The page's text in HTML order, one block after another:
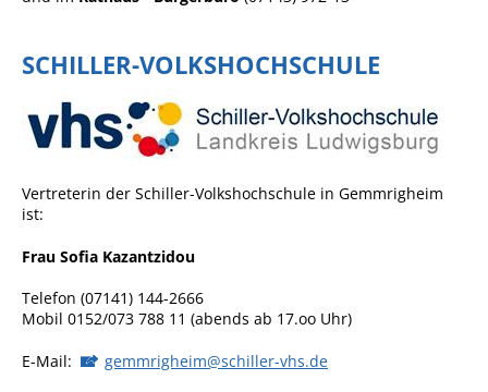
Angebote für Geflüchtete
Behördenwegweiser
SCHILLER-VOLKSHOCHSCHULE
Vertreterin der Schiller-Volkshochschule in Gemmrigheim
ist:
Frau Sofia Kazantzidou
Telefon (07141) 144-2666
Mobil 0152/073 788 11 (abends ab 17.oo Uhr)
E-Mail: gemmrigheim@schiller-vhs.de